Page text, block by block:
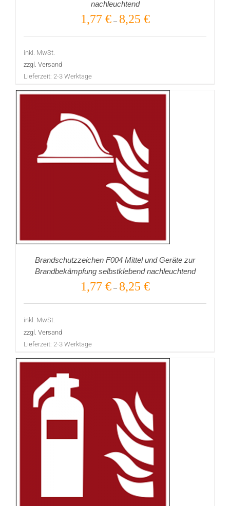
nachleuchtend
1,77 €– 8,25 €
inkl. MwSt.
zzgl. Versand
Lieferzeit: 2-3 Werktage
Brandschutzzeichen F004 Mittel und Geräte zur
Brandbekämpfung selbstklebend nachleuchtend
1,77 €– 8,25 €
inkl. MwSt.
zzgl. Versand
Lieferzeit: 2-3 Werktage